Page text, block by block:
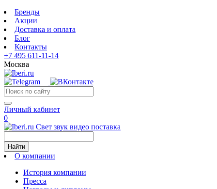
Бренды
Акции
Доставка и оплата
Блог
Контакты
+7 495 611-11-14
Москва
Личный кабинет
0
Свет звук видео поставка
Найти
О компании
История компании
Пресса